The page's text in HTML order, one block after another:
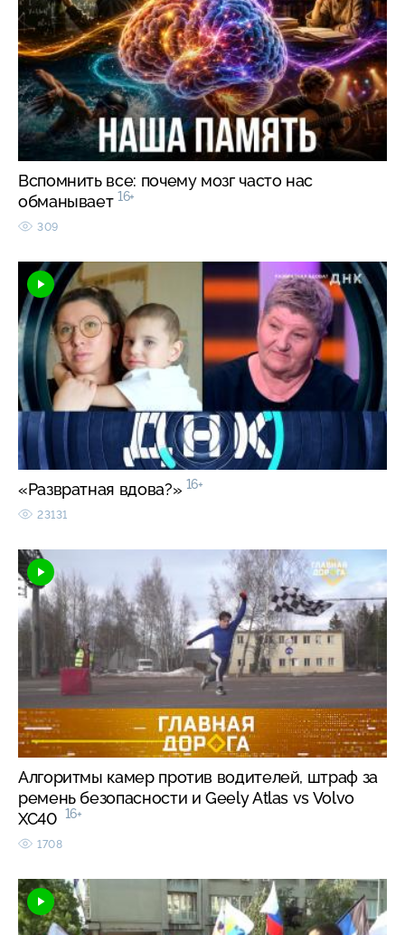
Вспомнить все: почему мозг часто нас
обманывает 16+
309
«Развратная вдова?» 16+
23131
Алгоритмы камер против водителей, штраф за
ремень безопасности и Geely Atlas vs Volvo
XC40 16+
1708